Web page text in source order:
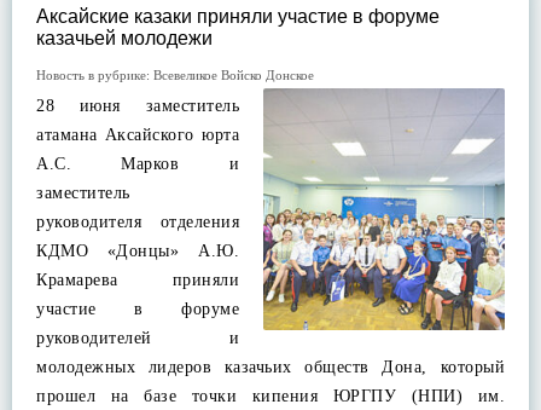
Аксайские казаки приняли участие в форуме
казачьей молодежи
Новость в рубрике: Всевеликое Войско Донское
28 июня заместитель
атамана Аксайского юрта
А.С. Марков и
заместитель
руководителя отделения
КДМО «Донцы» А.Ю.
Крамарева приняли
участие в форуме
руководителей и
молодежных лидеров казачьих обществ Дона, который
прошел на базе точки кипения ЮРГПУ (НПИ) им.